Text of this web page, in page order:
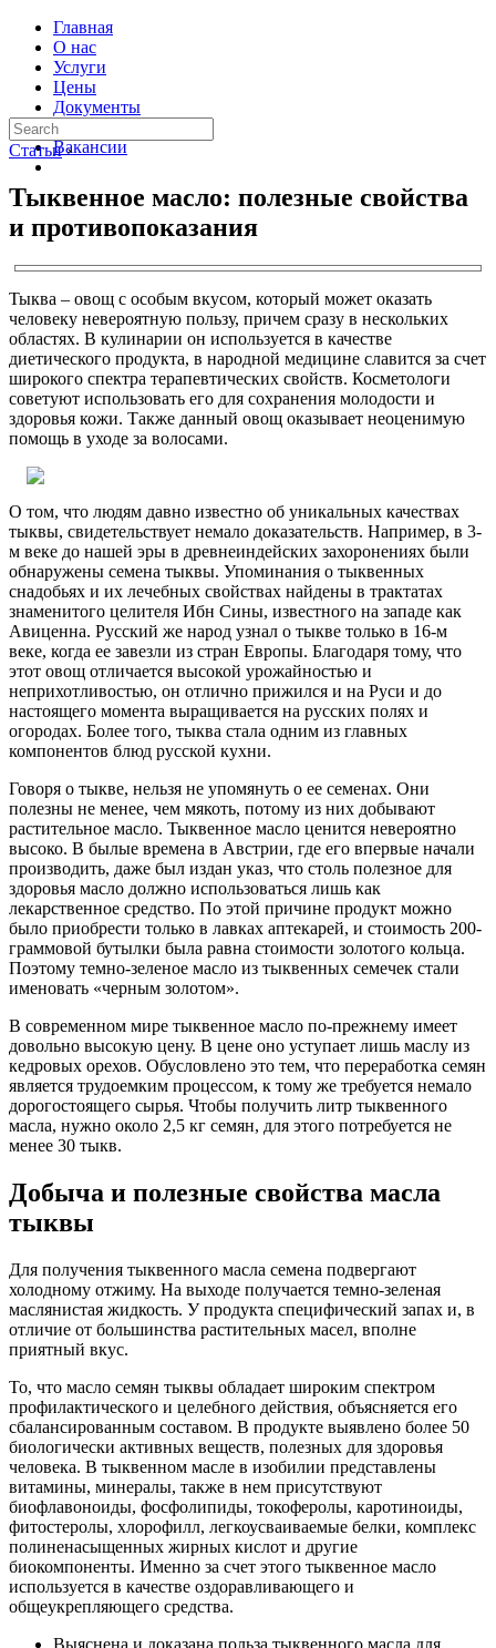
Главная
О нас
Услуги
Цены
Документы
Контакты
Вакансии
Статьи ›
Тыквенное масло: полезные свойства
и противопоказания
Тыква – овощ с особым вкусом, который может оказать
человеку невероятную пользу, причем сразу в нескольких
областях. В кулинарии он используется в качестве
диетического продукта, в народной медицине славится за счет
широкого спектра терапевтических свойств. Косметологи
советуют использовать его для сохранения молодости и
здоровья кожи. Также данный овощ оказывает неоценимую
помощь в уходе за волосами.
О том, что людям давно известно об уникальных качествах
тыквы, свидетельствует немало доказательств. Например, в 3-
м веке до нашей эры в древнеиндейских захоронениях были
обнаружены семена тыквы. Упоминания о тыквенных
снадобьях и их лечебных свойствах найдены в трактатах
знаменитого целителя Ибн Сины, известного на западе как
Авиценна. Русский же народ узнал о тыкве только в 16-м
веке, когда ее завезли из стран Европы. Благодаря тому, что
этот овощ отличается высокой урожайностью и
неприхотливостью, он отлично прижился и на Руси и до
настоящего момента выращивается на русских полях и
огородах. Более того, тыква стала одним из главных
компонентов блюд русской кухни.
Говоря о тыкве, нельзя не упомянуть о ее семенах. Они
полезны не менее, чем мякоть, потому из них добывают
растительное масло. Тыквенное масло ценится невероятно
высоко. В былые времена в Австрии, где его впервые начали
производить, даже был издан указ, что столь полезное для
здоровья масло должно использоваться лишь как
лекарственное средство. По этой причине продукт можно
было приобрести только в лавках аптекарей, и стоимость 200-
граммовой бутылки была равна стоимости золотого кольца.
Поэтому темно-зеленое масло из тыквенных семечек стали
именовать «черным золотом».
В современном мире тыквенное масло по-прежнему имеет
довольно высокую цену. В цене оно уступает лишь маслу из
кедровых орехов. Обусловлено это тем, что переработка семян
является трудоемким процессом, к тому же требуется немало
дорогостоящего сырья. Чтобы получить литр тыквенного
масла, нужно около 2,5 кг семян, для этого потребуется не
менее 30 тыкв.
Добыча и полезные свойства масла
тыквы
Для получения тыквенного масла семена подвергают
холодному отжиму. На выходе получается темно-зеленая
маслянистая жидкость. У продукта специфический запах и, в
отличие от большинства растительных масел, вполне
приятный вкус.
То, что масло семян тыквы обладает широким спектром
профилактического и целебного действия, объясняется его
сбалансированным составом. В продукте выявлено более 50
биологически активных веществ, полезных для здоровья
человека. В тыквенном масле в изобилии представлены
витамины, минералы, также в нем присутствуют
биофлавоноиды, фосфолипиды, токоферолы, каротиноиды,
фитостеролы, хлорофилл, легкоусваиваемые белки, комплекс
полиненасыщенных жирных кислот и другие
биокомпоненты. Именно за счет этого тыквенное масло
используется в качестве оздоравливающего и
общеукрепляющего средства.
Выяснена и доказана польза тыквенного масла для